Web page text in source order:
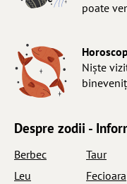
poate
Niște
Despre zodii -
Berbec Taur
Leu
Fecioara